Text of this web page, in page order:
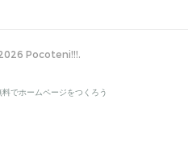
Pocoteni!!!.
料でホームページをつくろう